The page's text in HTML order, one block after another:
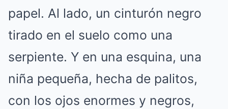
papel. Al lado, un cinturón negro
tirado en el suelo como una
serpiente. Y en una esquina, una
niña pequeña, hecha de palitos,
con los ojos enormes y negros,